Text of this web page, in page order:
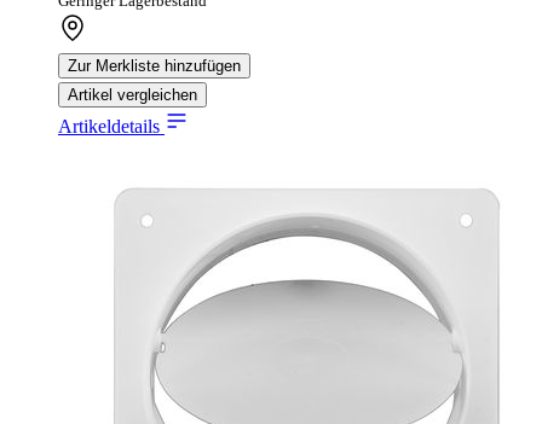
Zur Merkliste hinzufügen
Artikel vergleichen
Artikeldetails